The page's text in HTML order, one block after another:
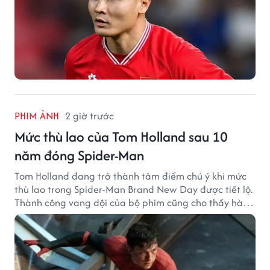
PHIM ẢNH 2 giờ trước
Mức thù lao của Tom Holland sau 10
năm đóng Spider-Man
Tom Holland đang trở thành tâm điểm chú ý khi mức
thù lao trong Spider-Man Brand New Day được tiết lộ.
Thành công vang dội của bộ phim cũng cho thấy hành
trình thăng hạng đáng chú ý của nam diễn viên sau
một thập kỷ gắn bó với vai Người Nhện.